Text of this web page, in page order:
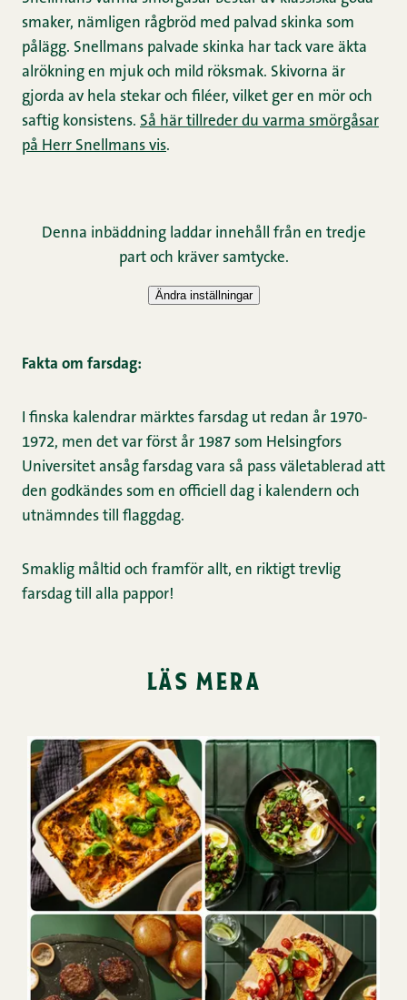
smaker, nämligen rågbröd med palvad skinka som
pålägg. Snellmans palvade skinka har tack vare äkta
alrökning en mjuk och mild röksmak. Skivorna är
gjorda av hela stekar och filéer, vilket ger en mör och
saftig konsistens. Så här tillreder du varma smörgåsar
på Herr Snellmans vis.
Fakta om farsdag:
I finska kalendrar märktes farsdag ut redan år 1970-
1972, men det var först år 1987 som Helsingfors
Universitet ansåg farsdag vara så pass väletablerad att
den godkändes som en officiell dag i kalendern och
utnämndes till flaggdag.
Smaklig måltid och framför allt, en riktigt trevlig
farsdag till alla pappor!
läs mera